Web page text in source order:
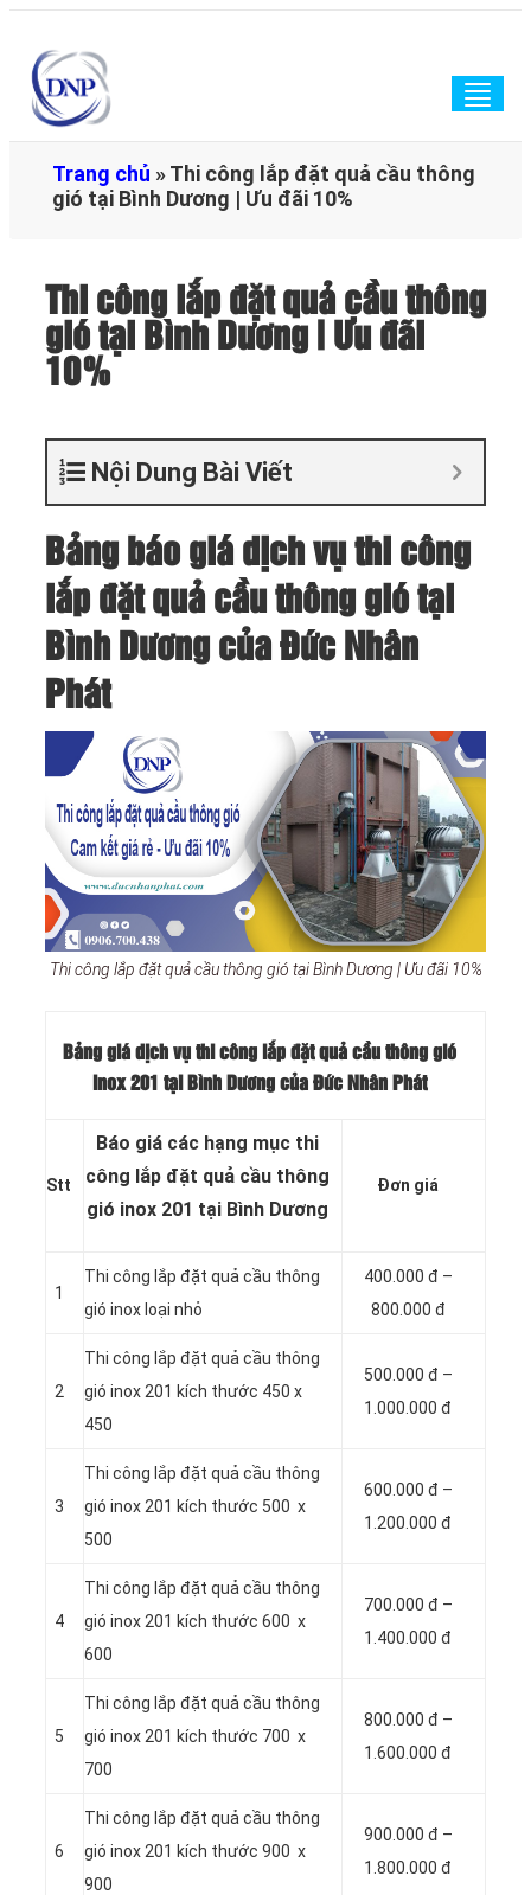
Trang chủ »Thi công lắp đặt quả cầu thông
gió tại Bình Dương | Ưu đãi 10%
Thi công lắp đặt quả cầu thông
gió tại Bình Dương | Ưu đãi
10%
Nội Dung Bài Viết
Bảng báo giá dịch vụ thi công
lắp đặt quả cầu thông gió tại
Bình Dương của Đức Nhân
Phát
Thi công lắp đặt quả cầu thông gió tại Bình Dương | Ưu đãi 10%
Bảng giá dịch vụ thi công lắp đặt quả cầu thông gió
inox 201 tại Bình Dương của Đức Nhân Phát
Stt
Báo giá các hạng mục thi
công lắp đặt quả cầu thông
gió inox 201 tại Bình Dương
Đơn giá
1
Thi công lắp đặt quả cầu thông
gió inox loại nhỏ
400.000 đ –
800.000 đ
2
Thi công lắp đặt quả cầu thông
gió inox 201 kích thước 450 x
450
500.000 đ –
1.000.000 đ
3
Thi công lắp đặt quả cầu thông
gió inox 201 kích thước 500 x
500
600.000 đ –
1.200.000 đ
4
Thi công lắp đặt quả cầu thông
gió inox 201 kích thước 600 x
600
700.000 đ –
1.400.000 đ
5
Thi công lắp đặt quả cầu thông
gió inox 201 kích thước 700 x
700
800.000 đ –
1.600.000 đ
6
Thi công lắp đặt quả cầu thông
gió inox 201 kích thước 900 x
900
900.000 đ –
1.800.000 đ